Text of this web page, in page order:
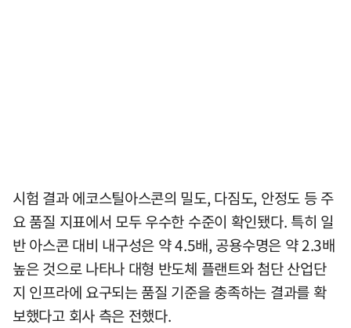
시험 결과 에코스틸아스콘의 밀도, 다짐도, 안정도 등 주
요 품질 지표에서 모두 우수한 수준이 확인됐다. 특히 일
반 아스콘 대비 내구성은 약 4.5배, 공용수명은 약 2.3배
높은 것으로 나타나 대형 반도체 플랜트와 첨단 산업단
지 인프라에 요구되는 품질 기준을 충족하는 결과를 확
보했다고 회사 측은 전했다.